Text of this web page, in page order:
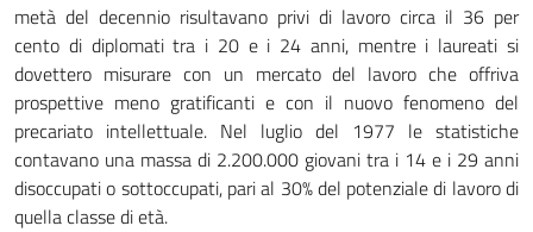
metà del decennio risultavano privi di lavoro circa il 36 per
cento di diplomati tra i 20 e i 24 anni, mentre i laureati si
dovettero misurare con un mercato del lavoro che offriva
prospettive meno gratificanti e con il nuovo fenomeno del
precariato intellettuale. Nel luglio del 1977 le statistiche
contavano una massa di 2.200.000 giovani tra i 14 e i 29 anni
disoccupati o sottoccupati, pari al 30% del potenziale di lavoro di
quella classe di età.